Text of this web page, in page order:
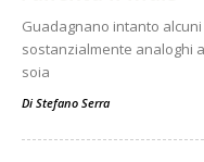
Guadagnano intanto
sostanzialmente analoghi
soia
Di Stefano Serra